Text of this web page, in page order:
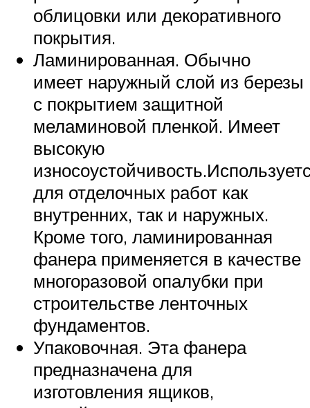
облицовки или декоративного
покрытия.
Ламинированная. Обычно
имеет наружный слой из березы
с покрытием защитной
меламиновой пленкой. Имеет
высокую
для отделочных работ как
внутренних, так и наружных.
Кроме того, ламинированная
фанера применяется в качестве
многоразовой опалубки при
строительстве ленточных
фундаментов.
Упаковочная. Эта фанера
предназначена для
изготовления ящиков,